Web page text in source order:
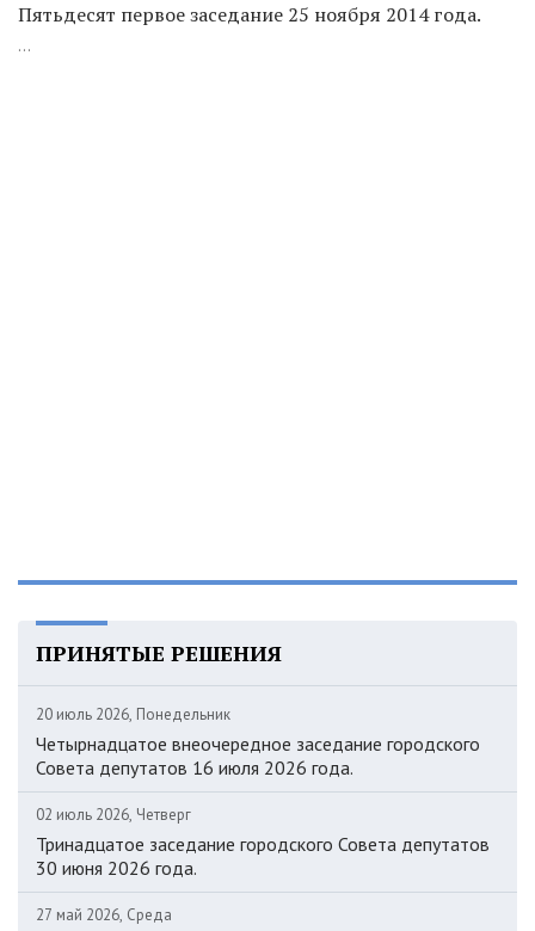
Пятьдесят первое заседание 25 ноября 2014 года.
...
ПРИНЯТЫЕ РЕШЕНИЯ
20 июль 2026, Понедельник
Четырнадцатое внеочередное заседание городского
Совета депутатов 16 июля 2026 года.
02 июль 2026, Четверг
Тринадцатое заседание городского Совета депутатов
30 июня 2026 года.
27 май 2026, Среда